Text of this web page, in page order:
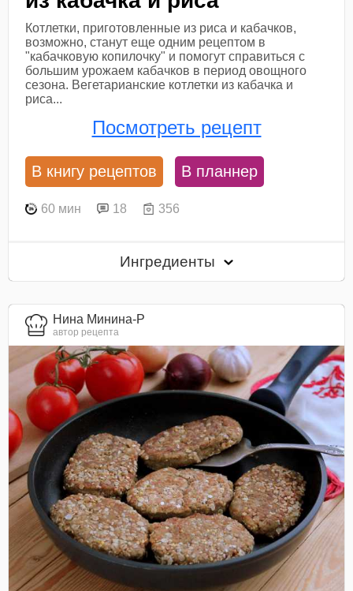
Котлетки, приготовленные из риса и кабачков,
возможно, станут еще одним рецептом в
"кабачковую копилочку" и помогут справиться с
большим урожаем кабачков в период овощного
сезона. Вегетарианские котлетки из кабачка и
риса...
Посмотреть рецепт
В книгу рецептов В планнер
60 мин 18 356
Ингредиенты
Нина Минина-Р
автор рецепта